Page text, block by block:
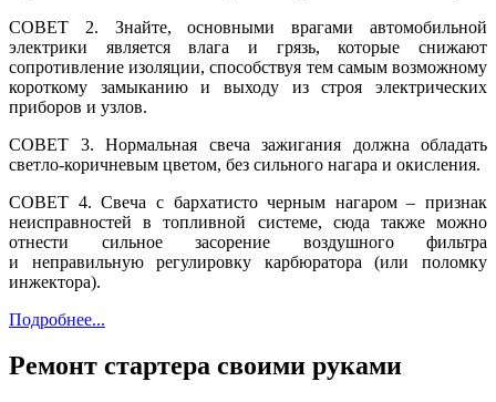
СОВЕТ 2. Знайте, основными врагами автомобильной
электрики является влага и грязь, которые снижают
сопротивление изоляции, способствуя тем самым возможному
короткому замыканиюи выходу из строя электрических
приборов и узлов.
СОВЕТ 3. Нормальная свеча зажигания должна обладать
светло-коричневым цветом, без сильного нагара и окисления.
СОВЕТ 4. Свеча с бархатисточерным нагаром – признак
неисправностейв топливной системе, сюда также можно
отнести сильное засорение воздушного фильтра
и неправильнуюрегулировку карбюратора (или поломку
инжектора).
Подробнее...
Ремонт стартера своими руками